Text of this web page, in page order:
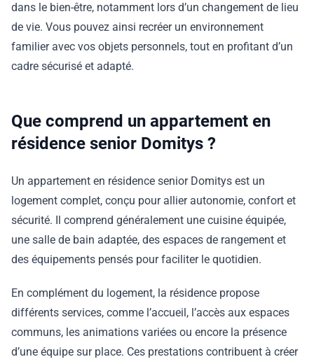
dans le bien-être, notamment lors d’un changement de lieu
de vie. Vous pouvez ainsi recréer un environnement
familier avec vos objets personnels, tout en profitant d’un
cadre sécurisé et adapté.
Que comprend un appartement en
résidence senior Domitys ?
Un appartement en résidence senior Domitys est un
logement complet, conçu pour allier autonomie, confort et
sécurité. Il comprend généralement une cuisine équipée,
une salle de bain adaptée, des espaces de rangement et
des équipements pensés pour faciliter le quotidien.
En complément du logement, la résidence propose
différents services, comme l’accueil, l’accès aux espaces
communs, les animations variées ou encore la présence
d’une équipe sur place. Ces prestations contribuent à créer